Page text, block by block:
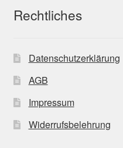
Rechtliches
Datenschutzerklärung
AGB
Impressum
Widerrufsbelehrung